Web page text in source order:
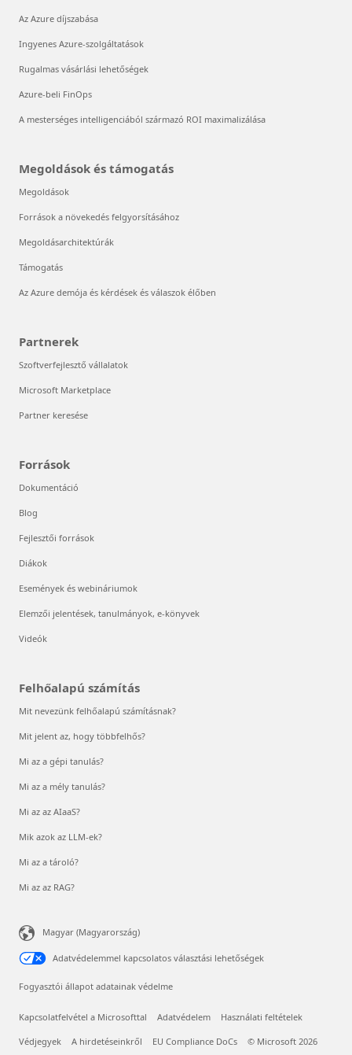
Az Azure díjszabása
Ingyenes Azure-szolgáltatások
Rugalmas vásárlási lehetőségek
Azure-beli FinOps
A mesterséges intelligenciából származó ROI maximalizálása
Megoldások és támogatás
Megoldások
Források a növekedés felgyorsításához
Megoldásarchitektúrák
Támogatás
Az Azure demója és kérdések és válaszok élőben
Partnerek
Szoftverfejlesztő vállalatok
Microsoft Marketplace
Partner keresése
Források
Dokumentáció
Blog
Fejlesztői források
Diákok
Események és webináriumok
Elemzői jelentések, tanulmányok, e-könyvek
Videók
Felhőalapú számítás
Mit nevezünk felhőalapú számításnak?
Mit jelent az, hogy többfelhős?
Mi az a gépi tanulás?
Mi az a mély tanulás?
Mi az az AIaaS?
Mik azok az LLM-ek?
Mi az a tároló?
Mi az az RAG?
Magyar (Magyarország)
Adatvédelemmel kapcsolatos választási lehetőségek
Fogyasztói állapot adatainak védelme
Kapcsolatfelvétel a Microsofttal Adatvédelem Használati feltételek
Védjegyek A hirdetéseinkről EU Compliance DoCs © Microsoft 2026